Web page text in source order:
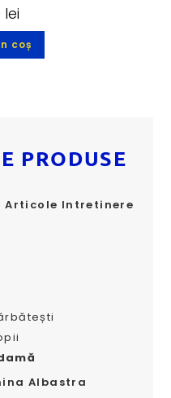
lei
coș
PRODUSE
Articole Intretinere
Albastra